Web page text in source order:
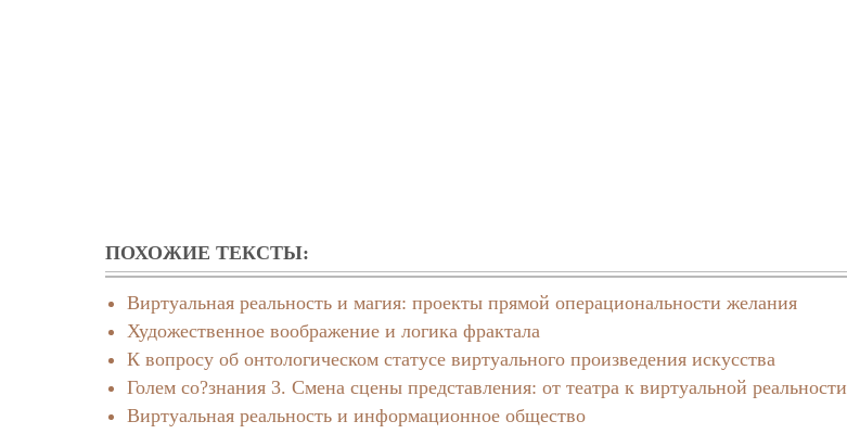
ПОХОЖИЕ ТЕКСТЫ:
Виртуальная реальность и магия: проекты прямой операциональности желания
Художественное воображение и логика фрактала
К вопросу об онтологическом статусе виртуального произведения искусства
Голем со?знания 3. Смена сцены представления: от театра к виртуальной реальности
Виртуальная реальность и информационное общество